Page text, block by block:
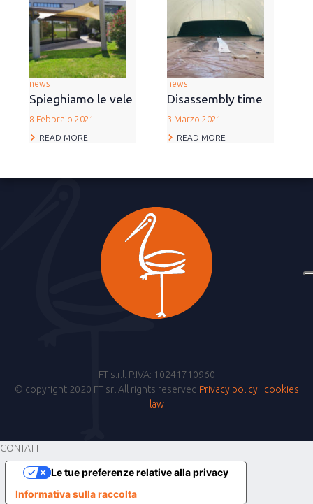
news
Spieghiamo le vele
8 Febbraio 2021
READ MORE
news
Disassembly time
3 Marzo 2021
READ MORE
FT s.r.l. P.IVA: 10241710960
© copyright 2020 FT srl All rights reserved Privacy policy| cookies
law
CONTATTI
Informativa sulla raccolta
Le tue preferenze relative alla privacy